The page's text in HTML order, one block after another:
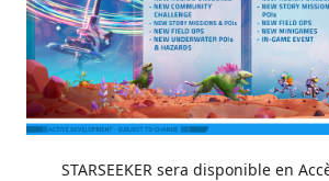
STARSEEKER sera disponible en